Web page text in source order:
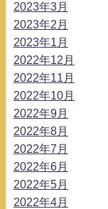
2023年3月
2023年2月
2023年1月
2022年12月
2022年11月
2022年10月
2022年9月
2022年8月
2022年7月
2022年6月
2022年5月
2022年4月